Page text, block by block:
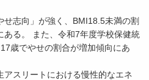
志向」が強く、BMI18.5未満の割
ある。 また、令和7年度学校保健統
歳でやせの割合が増加傾向にあ
スリートにおける慢性的なエネ